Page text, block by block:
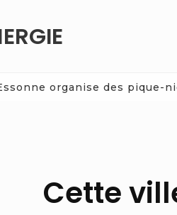
organise des pique-
Cette